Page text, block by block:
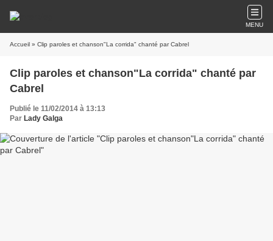
MENU
Accueil » Clip paroles et chanson"La corrida" chanté par Cabrel
Clip paroles et chanson"La corrida" chanté par
Cabrel
Publié le 11/02/2014 à 13:13
Par Lady Galga